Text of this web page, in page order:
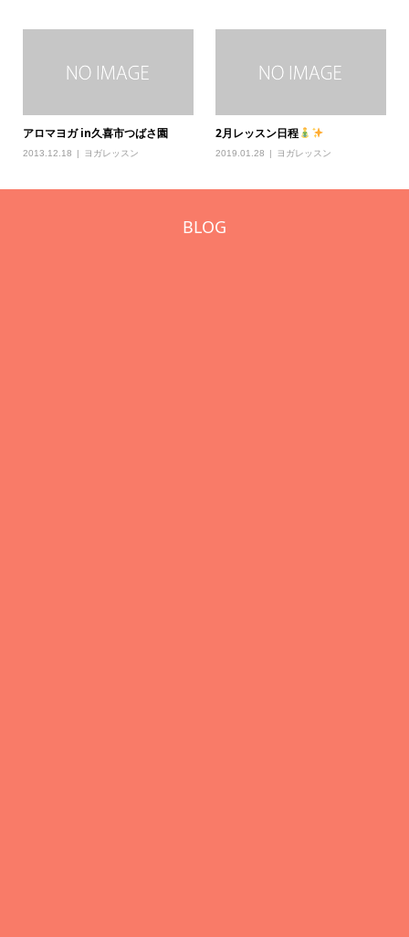
アロマヨガ in久喜市つばさ園
2013.12.18 ヨガレッスン
2月レッスン日程
2019.01.28 ヨガレッスン
BLOG